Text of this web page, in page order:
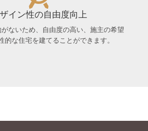
イン性の自由度向上
ないため、自由度の高い、施主の希望
的な住宅を建てることができます。